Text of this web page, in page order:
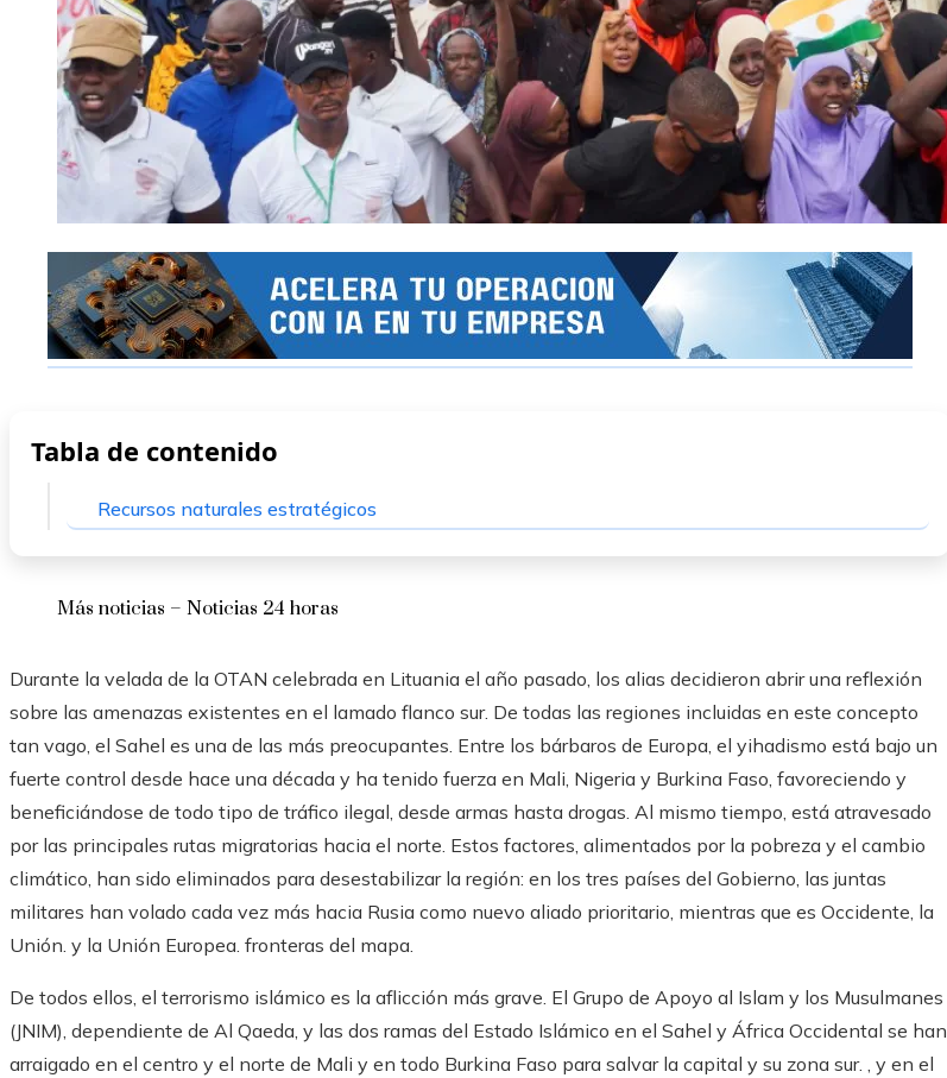
Tabla de contenido
Recursos naturales estratégicos
Más noticias – Noticias 24 horas
Durante la velada de la OTAN celebrada en Lituania el año pasado, los alias decidieron abrir una reflexión
sobre las amenazas existentes en el lamado flanco sur. De todas las regiones incluidas en este concepto
tan vago, el Sahel es una de las más preocupantes. Entre los bárbaros de Europa, el yihadismo está bajo un
fuerte control desde hace una década y ha tenido fuerza en Mali, Nigeria y Burkina Faso, favoreciendo y
beneficiándose de todo tipo de tráfico ilegal, desde armas hasta drogas. Al mismo tiempo, está atravesado
por las principales rutas migratorias hacia el norte. Estos factores, alimentados por la pobreza y el cambio
climático, han sido eliminados para desestabilizar la región: en los tres países del Gobierno, las juntas
militares han volado cada vez más hacia Rusia como nuevo aliado prioritario, mientras que es Occidente, la
Unión. y la Unión Europea. fronteras del mapa.
De todos ellos, el terrorismo islámico es la aflicción más grave. El Grupo de Apoyo al Islam y los Musulmanes
(JNIM), dependiente de Al Qaeda, y las dos ramas del Estado Islámico en el Sahel y África Occidental se han
arraigado en el centro y el norte de Mali y en todo Burkina Faso para salvar la capital y su zona sur. , y en el